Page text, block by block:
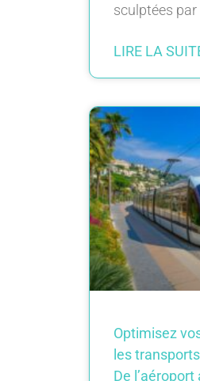
sculptées
LIRE LA
Optimisez
les
De